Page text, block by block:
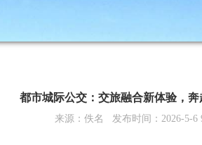
都市城际公交：交旅融合新体验，
来源： 佚名 发布时间： 2026-5-6